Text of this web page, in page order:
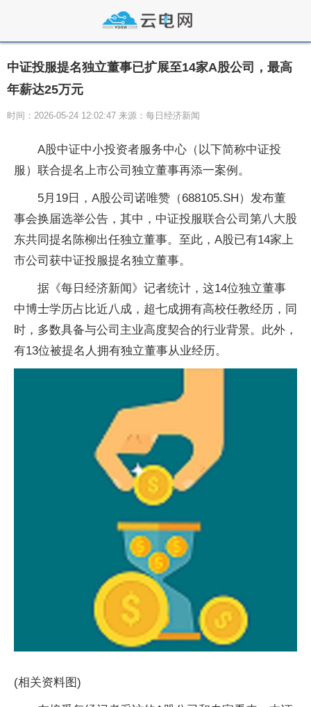
中证投服提名独立董事已扩展至14家A股公司，最高
年薪达25万元
时间：2026-05-24 12:02:47 来源：每日经济新闻
A股中证中小投资者服务中心（以下简称中证投
服）联合提名上市公司独立董事再添一案例。
5月19日，A股公司诺唯赞（688105.SH）发布董
事会换届选举公告，其中，中证投服联合公司第八大股
东共同提名陈柳出任独立董事。至此，A股已有14家上
市公司获中证投服提名独立董事。
据《每日经济新闻》记者统计，这14位独立董事
中博士学历占比近八成，超七成拥有高校任教经历，同
时，多数具备与公司主业高度契合的行业背景。此外，
有13位被提名人拥有独立董事从业经历。
(相关资料图)